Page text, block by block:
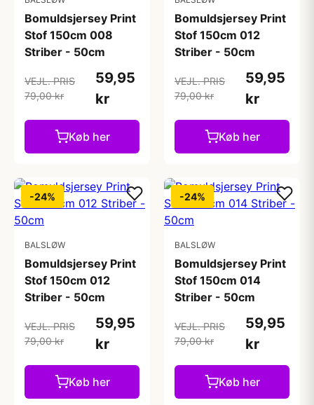
Bomuldsjersey Print
Stof 150cm 008
Striber - 50cm
VEJL. PRIS
79,00 kr
59,95
kr
Køb her
Bomuldsjersey Print
Stof 150cm 012
Striber - 50cm
VEJL. PRIS
79,00 kr
59,95
kr
Køb her
-24%
BALSLØW
Bomuldsjersey Print
Stof 150cm 012
Striber - 50cm
VEJL. PRIS
79,00 kr
59,95
kr
Køb her
-24%
BALSLØW
Bomuldsjersey Print
Stof 150cm 014
Striber - 50cm
VEJL. PRIS
79,00 kr
59,95
kr
Køb her